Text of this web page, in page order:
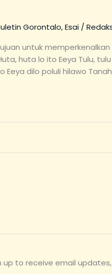
Gorontalo,Esai /
untuk memperkenalkan
huta lo ito Eeya Tulu,
Eeya dilo poluli hilawo
up to receive email